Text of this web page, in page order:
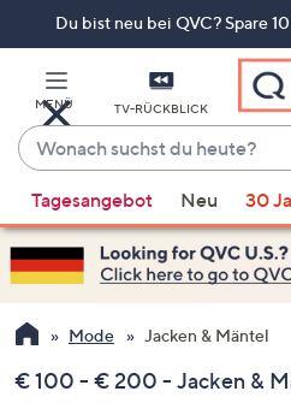
Du bist neu bei QVC? Spare
MENÜ TV-RÜCKBLICK
Wonach
suchst
du
heute?
Vorschläge
verfügbar
sind,
verwenden
Sie
Pfeiltasten
Tagesangebot Neu 30
Mode Jacken & Mäntel
€ 100 - € 200 - Jacken &